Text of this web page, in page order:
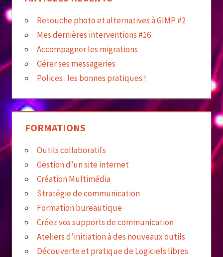
Retouche photo et alternatives à GIMP #2
Mes dernières interventions #16
Accompagner les migrations
Gérer ses messageries
Polices : les bonnes pratiques !
FORMATIONS
Outils collaboratifs
Gestion d’un site internet
Création Multimédia
Stratégie de communication
Formation bureautique
Créez vos supports de communication
Ateliers d’initiation à des nouveaux outils
Découverte et pratique de Logiciels libres